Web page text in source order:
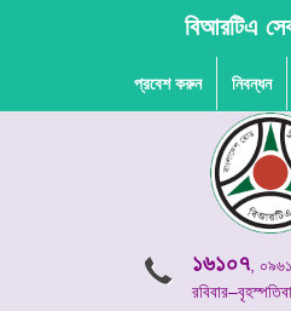
বিআরটিএ
প্রবেশ করুন নিবন্ধন
১৬১০৭,